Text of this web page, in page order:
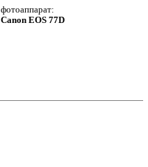
фотоаппарат:
Canon EOS 77D